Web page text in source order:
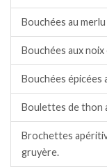
Bouchées au
Bouchées aux
Bouchées
Boulettes de thon
Brochettes
gruyère.